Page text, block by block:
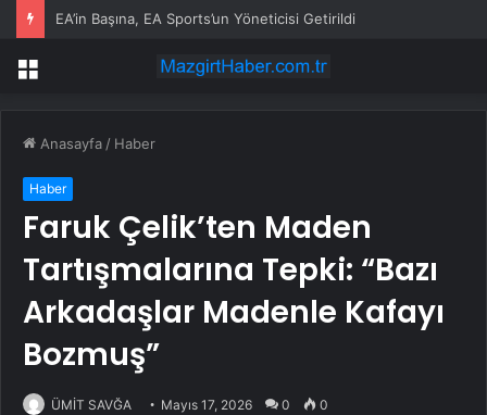
EA’in Başına, EA Sports’un Yöneticisi Getirildi
Menü
Anasayfa / Haber
Haber
Faruk Çelik’ten Maden
Tartışmalarına Tepki: “Bazı
Arkadaşlar Madenle Kafayı
Bozmuş”
ÜMİT SAVĞA Mayıs 17, 2026 0 0